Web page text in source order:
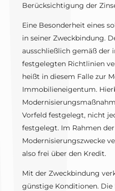
Berücksichtigung der
Eine Besonderheit eines
in seiner Zweckbindung.
ausschließlich gemäß der
festgelegten Richtlinien
heißt in diesem Falle zur
Immobilieneigentum.
Vorfeld festgelegt, nicht
festgelegt. Im Rahmen
Modernisierungszwecke
also frei über den Kredit.
Mit der Zweckbindung
günstige Konditionen. Die